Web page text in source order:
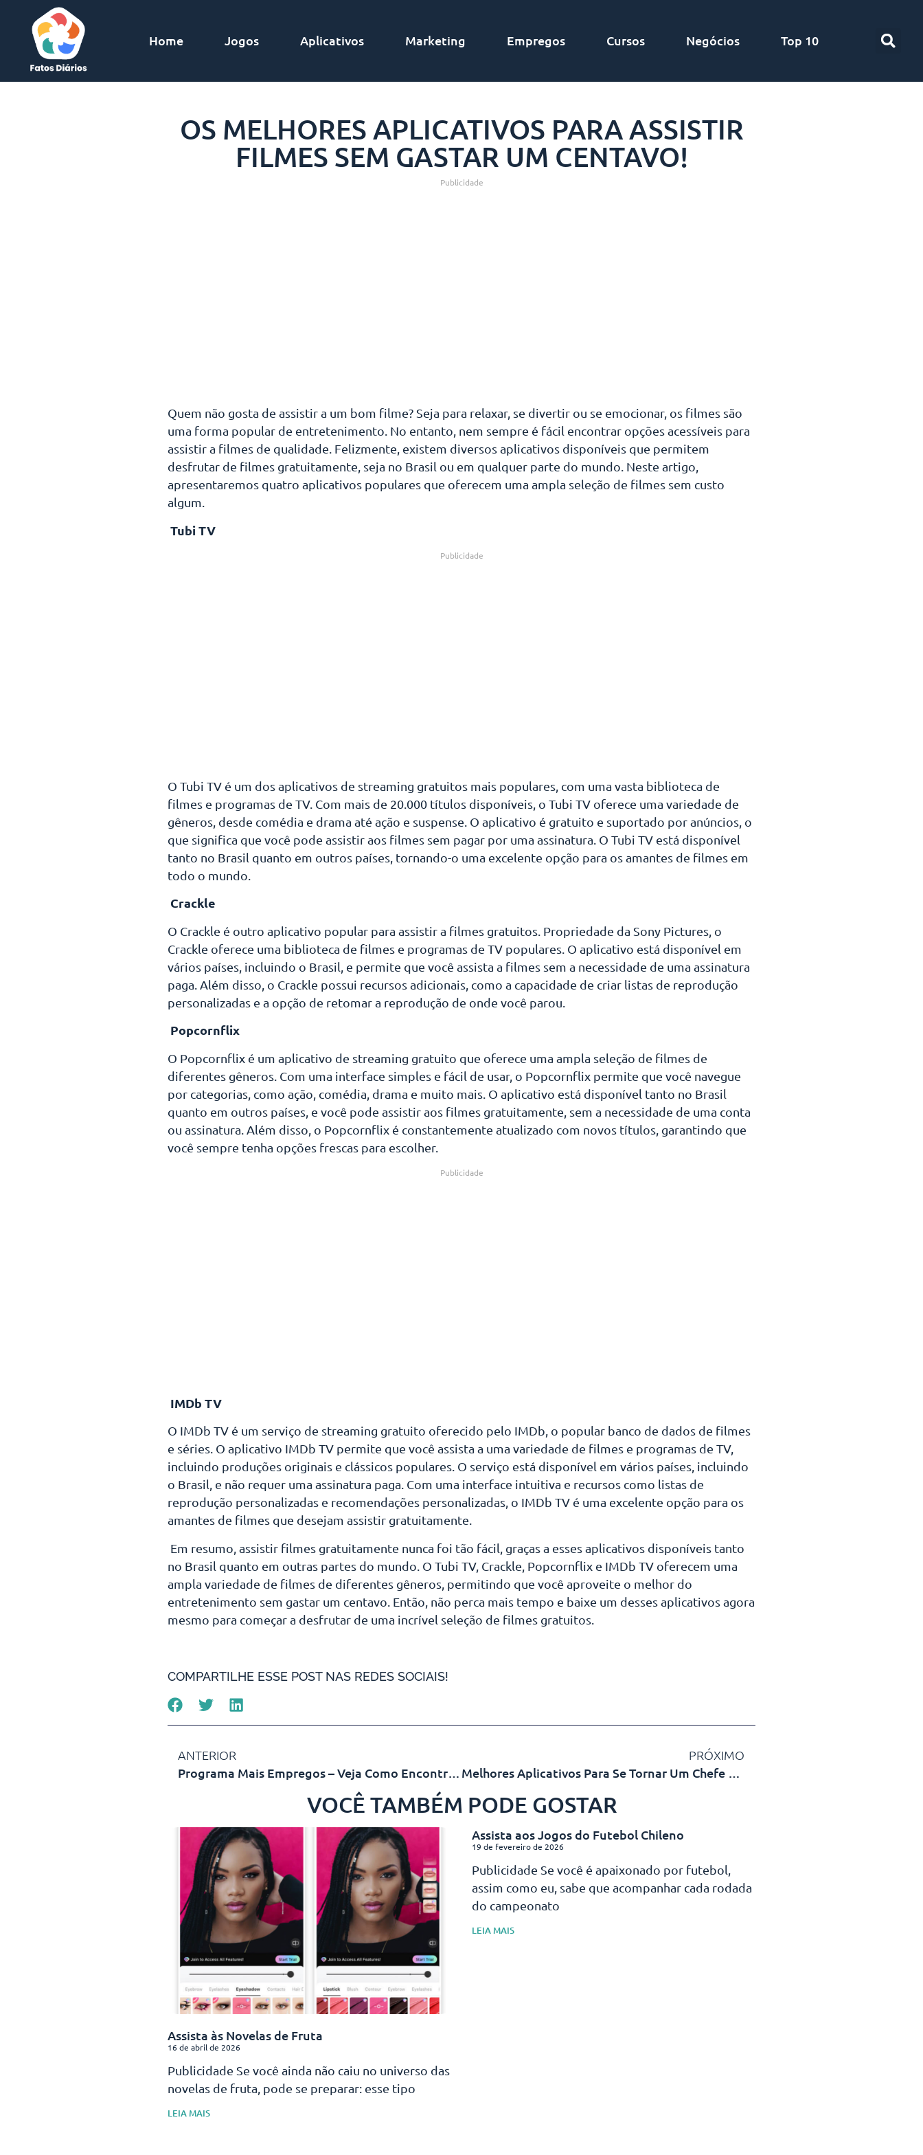
Home Jogos Aplicativos Marketing Empregos Cursos Negócios Top 10
OS MELHORES APLICATIVOS PARA ASSISTIR
FILMES SEM GASTAR UM CENTAVO!
Publicidade
Quem não gosta de assistir a um bom filme? Seja para relaxar, se divertir ou se emocionar, os filmes são
uma forma popular de entretenimento. No entanto, nem sempre é fácil encontrar opções acessíveis para
assistir a filmes de qualidade. Felizmente, existem diversos aplicativos disponíveis que permitem
desfrutar de filmes gratuitamente, seja no Brasil ou em qualquer parte do mundo. Neste artigo,
apresentaremos quatro aplicativos populares que oferecem uma ampla seleção de filmes sem custo
algum.
Tubi TV
Publicidade
O Tubi TV é um dos aplicativos de streaming gratuitos mais populares, com uma vasta biblioteca de
filmes e programas de TV. Com mais de 20.000 títulos disponíveis, o Tubi TV oferece uma variedade de
gêneros, desde comédia e drama até ação e suspense. O aplicativo é gratuito e suportado por anúncios, o
que significa que você pode assistir aos filmes sem pagar por uma assinatura. O Tubi TV está disponível
tanto no Brasil quanto em outros países, tornando-o uma excelente opção para os amantes de filmes em
todo o mundo.
Crackle
O Crackle é outro aplicativo popular para assistir a filmes gratuitos. Propriedade da Sony Pictures, o
Crackle oferece uma biblioteca de filmes e programas de TV populares. O aplicativo está disponível em
vários países, incluindo o Brasil, e permite que você assista a filmes sem a necessidade de uma assinatura
paga. Além disso, o Crackle possui recursos adicionais, como a capacidade de criar listas de reprodução
personalizadas e a opção de retomar a reprodução de onde você parou.
Popcornflix
O Popcornflix é um aplicativo de streaming gratuito que oferece uma ampla seleção de filmes de
diferentes gêneros. Com uma interface simples e fácil de usar, o Popcornflix permite que você navegue
por categorias, como ação, comédia, drama e muito mais. O aplicativo está disponível tanto no Brasil
quanto em outros países, e você pode assistir aos filmes gratuitamente, sem a necessidade de uma conta
ou assinatura. Além disso, o Popcornflix é constantemente atualizado com novos títulos, garantindo que
você sempre tenha opções frescas para escolher.
Publicidade
IMDb TV
O IMDb TV é um serviço de streaming gratuito oferecido pelo IMDb, o popular banco de dados de filmes
e séries. O aplicativo IMDb TV permite que você assista a uma variedade de filmes e programas de TV,
incluindo produções originais e clássicos populares. O serviço está disponível em vários países, incluindo
o Brasil, e não requer uma assinatura paga. Com uma interface intuitiva e recursos como listas de
reprodução personalizadas e recomendações personalizadas, o IMDb TV é uma excelente opção para os
amantes de filmes que desejam assistir gratuitamente.
Em resumo, assistir filmes gratuitamente nunca foi tão fácil, graças a esses aplicativos disponíveis tanto
no Brasil quanto em outras partes do mundo. O Tubi TV, Crackle, Popcornflix e IMDb TV oferecem uma
ampla variedade de filmes de diferentes gêneros, permitindo que você aproveite o melhor do
entretenimento sem gastar um centavo. Então, não perca mais tempo e baixe um desses aplicativos agora
mesmo para começar a desfrutar de uma incrível seleção de filmes gratuitos.
COMPARTILHE ESSE POST NAS REDES SOCIAIS!
ANTERIOR
PRÓXIMO
VOCÊ TAMBÉM PODE GOSTAR
Assista às Novelas de Fruta
16 de abril de 2026
Publicidade Se você ainda não caiu no universo das
novelas de fruta, pode se preparar: esse tipo
LEIA MAIS
Assista aos Jogos do Futebol Chileno
19 de fevereiro de 2026
Publicidade Se você é apaixonado por futebol,
assim como eu, sabe que acompanhar cada rodada
do campeonato
LEIA MAIS